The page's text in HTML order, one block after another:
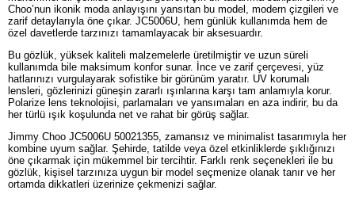
Choo’nun ikonik moda anlayışını yansıtan bu model, modern çizgileri ve
zarif detaylarıyla öne çıkar. JC5006U, hem günlük kullanımda hem de
özel davetlerde tarzınızı tamamlayacak bir aksesuardır.
Bu gözlük, yüksek kaliteli malzemelerle üretilmiştir ve uzun süreli
kullanımda bile maksimum konfor sunar. İnce ve zarif çerçevesi, yüz
hatlarınızı vurgulayarak sofistike bir görünüm yaratır. UV korumalı
lensleri, gözlerinizi güneşin zararlı ışınlarına karşı tam anlamıyla korur.
Polarize lens teknolojisi, parlamaları ve yansımaları en aza indirir, bu da
her türlü ışık koşulunda net ve rahat bir görüş sağlar.
Jimmy Choo JC5006U 50021355, zamansız ve minimalist tasarımıyla her
kombine uyum sağlar. Şehirde, tatilde veya özel etkinliklerde şıklığınızı
öne çıkarmak için mükemmel bir tercihtir. Farklı renk seçenekleri ile bu
gözlük, kişisel tarzınıza uygun bir model seçmenize olanak tanır ve her
ortamda dikkatleri üzerinize çekmenizi sağlar.